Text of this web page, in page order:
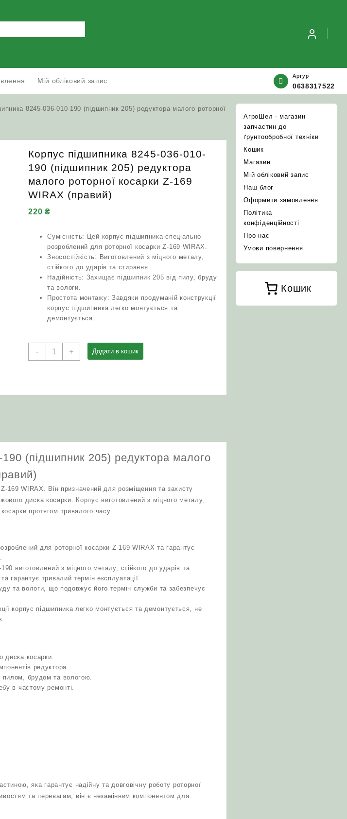
Мій обліковий запис
Артур
0638317522
8245-036-010-190 (підшипник 205) редуктора малого роторної
Корпус підшипника 8245-036-010-
190 (підшипник 205) редуктора
малого роторної косарки Z-169
WIRAX (правий)
220₴
Сумісність: Цей корпус підшипника спеціально
розроблений для роторної косарки Z-169 WIRAX.
Зносостійкість: Виготовлений з міцного металу,
стійкого до ударів та стирання.
Надійність: Захищає підшипник 205 від пилу, бруду
та вологи.
Простота монтажу: Завдяки продуманій конструкції
корпус підшипника легко монтується та
демонтується.
-
Корпус
косарки
WIRAX
(правий)
кількість
+ Додати в кошик
(підшипник 205) редуктора малого
169 WIRAX. Він призначений для розміщення та захисту
диска косарки. Корпус виготовлений з міцного металу,
протягом тривалого часу.
для роторної косарки Z-169 WIRAX та гарантує
виготовлений з міцного металу, стійкого до ударів та
гарантує тривалий термін експлуатації.
та вологи, що подовжує його термін служби та забезпечує
корпус підшипника легко монтується та демонтується, не
диска косарки.
редуктора.
пилом, брудом та вологою.
в частому ремонті.
яка гарантує надійну та довговічну роботу роторної
та перевагам, він є незамінним компонентом для
АгроШел - магазин
запчастин до
ґрунтообробної техніки
Кошик
Магазин
Мій обліковий запис
Наш блог
Оформити замовлення
Політика
конфіденційності
Про нас
Умови повернення
Кошик